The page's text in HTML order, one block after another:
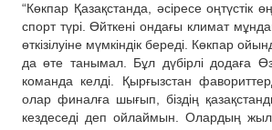
“Көкпар Қазақстанда, әсіресе оңтүстік
спорт түрі. Өйткені ондағы климат
өткізілуіне мүмкіндік береді. Көкпар
да өте танымал. Бұл дүбірлі додаға
команда келді. Қырғызстан
олар финалға шығып, біздің
кездеседі деп ойлаймын. Олардың